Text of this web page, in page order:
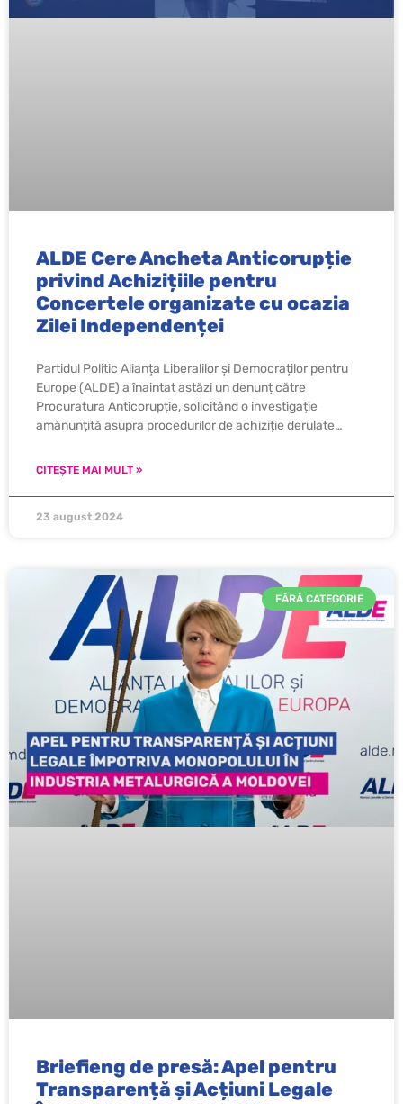
ALDE Cere Ancheta Anticorupție
privind Achizițiile pentru
Concertele organizate cu ocazia
Zilei Independenței
Partidul Politic Alianța Liberalilor și Democraților pentru
Europe (ALDE) a înaintat astăzi un denunț către
Procuratura Anticorupție, solicitând o investigație
amănunțită asupra procedurilor de achiziție derulate…
CITEȘTE MAI MULT »
23 august 2024
FĂRĂ CATEGORIE
Briefieng de presă: Apel pentru
Transparență și Acțiuni Legale